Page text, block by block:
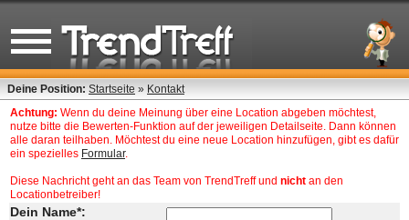
Deine Position: Startseite » Kontakt
Achtung: Wenn du deine Meinung über eine Location abgeben möchtest,
nutze bitte die Bewerten-Funktion auf der jeweiligen Detailseite. Dann können
alle daran teilhaben. Möchtest du eine neue Location hinzufügen, gibt es dafür
ein spezielles Formular.
Diese Nachricht geht an das Team von TrendTreff und nicht an den
Locationbetreiber!
Dein Name*: